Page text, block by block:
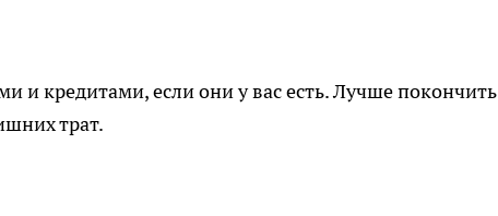
и кредитами, если они у вас есть. Лучше покончить
трат.